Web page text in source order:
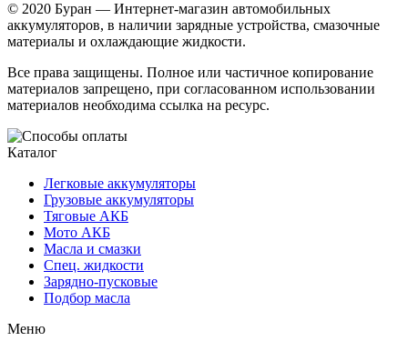
© 2020 Буран — Интернет-магазин автомобильных
аккумуляторов, в наличии зарядные устройства, смазочные
материалы и охлаждающие жидкости.
Все права защищены. Полное или частичное копирование
материалов запрещено, при согласованном использовании
материалов необходима ссылка на ресурс.
Каталог
Легковые аккумуляторы
Грузовые аккумуляторы
Тяговые АКБ
Мото АКБ
Масла и смазки
Спец. жидкости
Зарядно-пусковые
Подбор масла
Меню